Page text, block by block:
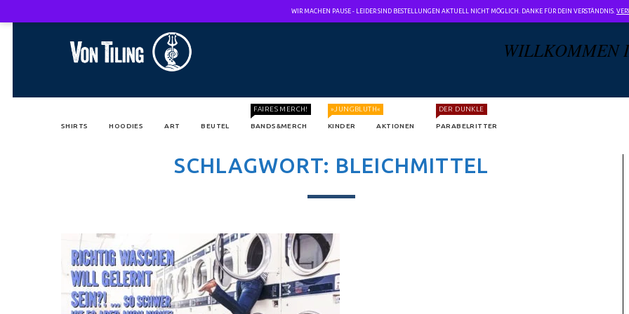
WILLKOMMEN
SHIRTS HOODIES ART BEUTEL BANDS&MERCH
FAIRES MERCH!
KINDER
»JUNGBLUTH«
AKTIONEN PARABELRITTER
DER DUNKLE
SCHLAGWORT: BLEICHMITTEL
WIR MACHEN PAUSE - LEIDER SIND BESTELLUNGEN AKTUELL NICHT MÖGLICH. DANKE FÜR DEIN VERSTÄNDNIS.